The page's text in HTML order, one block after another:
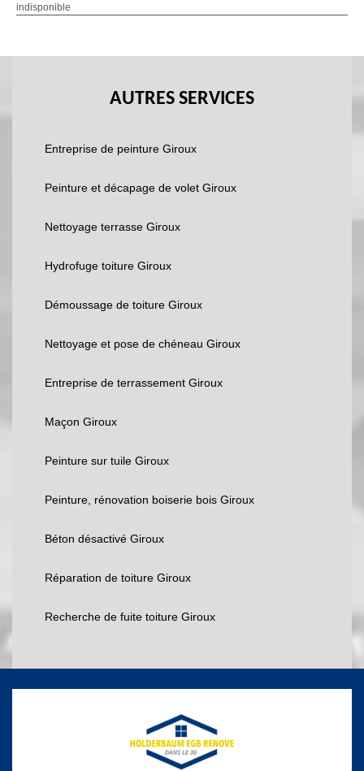
indisponible
AUTRES SERVICES
Entreprise de peinture Giroux
Peinture et décapage de volet Giroux
Nettoyage terrasse Giroux
Hydrofuge toiture Giroux
Démoussage de toiture Giroux
Nettoyage et pose de chéneau Giroux
Entreprise de terrassement Giroux
Maçon Giroux
Peinture sur tuile Giroux
Peinture, rénovation boiserie bois Giroux
Béton désactivé Giroux
Réparation de toiture Giroux
Recherche de fuite toiture Giroux